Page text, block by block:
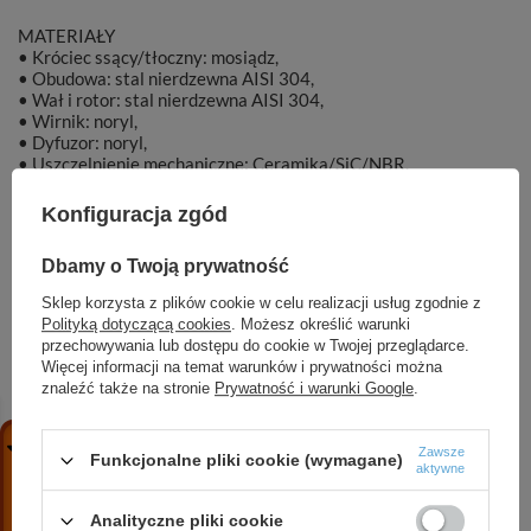
MATERIAŁY
• Króciec ssący/tłoczny: mosiądz,
• Obudowa: stal nierdzewna AISI 304,
• Wał i rotor: stal nierdzewna AISI 304,
• Wirnik: noryl,
• Dyfuzor: noryl,
• Uszczelnienie mechaniczne: Ceramika/SiC/NBR,
Marka DAMBAT
Symbol 000672
ZOBACZ RÓWNIEŻ
Konfiguracja zgód
Dbamy o Twoją prywatność
Sklep korzysta z plików cookie w celu realizacji usług zgodnie z
Polityką dotyczącą cookies. Możesz określić warunki
przechowywania lub dostępu do cookie w Twojej przeglądarce.
Więcej informacji na temat warunków i prywatności można
znaleźć także na stronie Prywatność i warunki Google.
Funkcjonalne pliki cookie (wymagane)
Zawsze
aktywne
Analityczne pliki cookie